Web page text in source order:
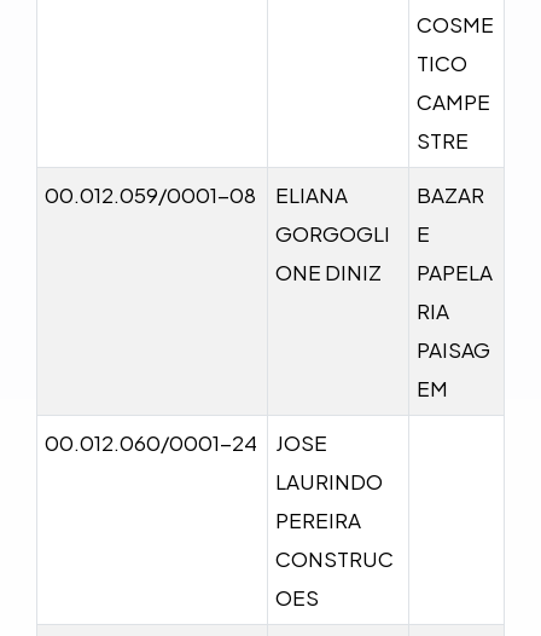
COSME
TICO
CAMPE
STRE
00.012.059/0001-08
ELIANA
GORGOGLI
ONE DINIZ
BAZAR
E
PAPELA
RIA
PAISAG
EM
00.012.060/0001-24
JOSE
LAURINDO
PEREIRA
CONSTRUC
OES